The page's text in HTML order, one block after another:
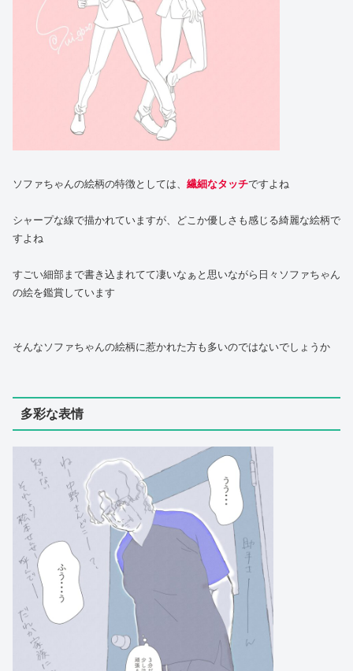
ソファちゃんの絵柄の特徴としては、 繊細なタッチですよね
シャープな線で描かれていますが、どこか優しさも感じる綺麗な絵柄で
すよね
すごい細部まで書き込まれてて凄いなぁと思いながら日々ソファちゃん
の絵を鑑賞しています
そんなソファちゃんの絵柄に惹かれた方も多いのではないでしょうか
多彩な表情